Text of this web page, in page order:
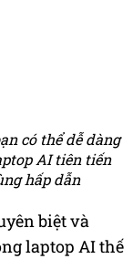
có thể dễ dàng
AI tiên tiến
hấp dẫn
biệt và
laptop AI thế